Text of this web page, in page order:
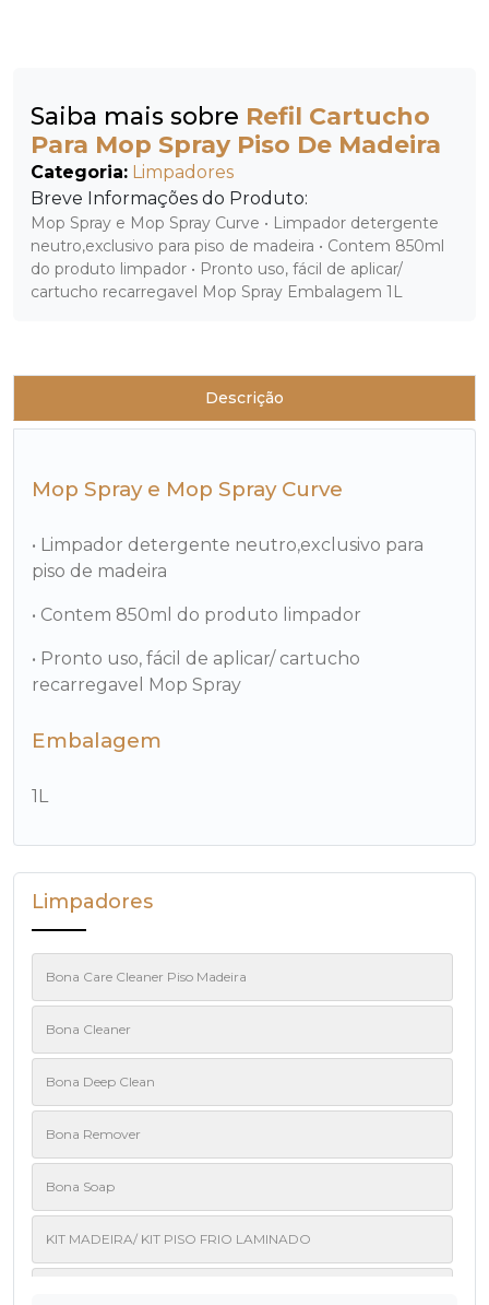
Saiba mais sobre Refil Cartucho
Para Mop Spray Piso De Madeira
Categoria: Limpadores
Breve Informações do Produto:
Mop Spray e Mop Spray Curve • Limpador detergente
neutro,exclusivo para piso de madeira • Contem 850ml
do produto limpador • Pronto uso, fácil de aplicar/
cartucho recarregavel Mop Spray Embalagem 1L
Descrição
Mop Spray e Mop Spray Curve
• Limpador detergente neutro,exclusivo para
piso de madeira
• Contem 850ml do produto limpador
• Pronto uso, fácil de aplicar/ cartucho
recarregavel Mop Spray
Embalagem
1L
Limpadores
Bona Care Cleaner Piso Madeira
Bona Cleaner
Bona Deep Clean
Bona Remover
Bona Soap
KIT MADEIRA/ KIT PISO FRIO LAMINADO